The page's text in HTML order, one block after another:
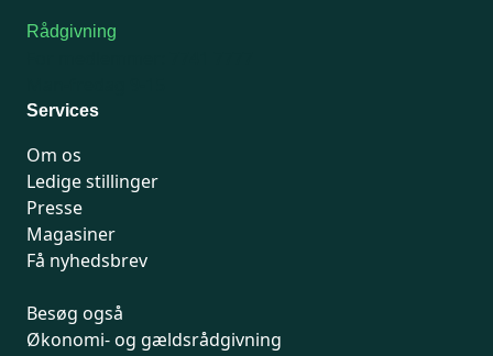
Rådgivning
Services
Om os
Ledige stillinger
Presse
Magasiner
Få nyhedsbrev
Besøg også
Økonomi- og gældsrådgivning